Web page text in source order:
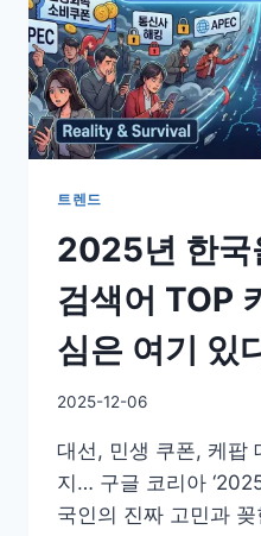
트렌드
2025년 한국
검색어 TOP
심은 여기 있
By
이
슈
2025-12-06
대선, 민생 쿠폰, 케팝
지… 구글 코리아
국인의 진짜 고민과